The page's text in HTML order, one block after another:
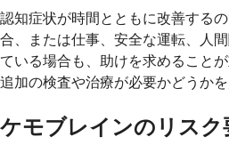
認知症状が時間とともに改善する
合、または仕事、安全な運転、人
ている場合も、助けを求めること
追加の検査や治療が必要かどうか
ケモブレインのリスク